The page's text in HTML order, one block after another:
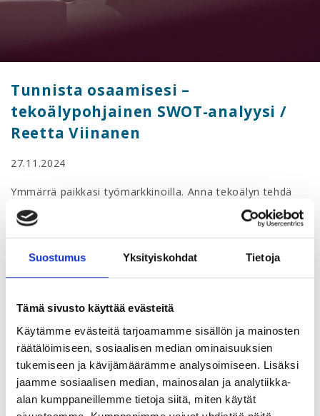
Suostumus Yksityiskohdat Tietoja
Tämä sivusto käyttää evästeitä
Käytämme evästeitä tarjoamamme sisällön ja mainosten
räätälöimiseen, sosiaalisen median ominaisuuksien
tukemiseen ja kävijämäärämme analysoimiseen. Lisäksi
jaamme sosiaalisen median, mainosalan ja analytiikka-
alan kumppaneillemme tietoja siitä, miten käytät
Tunnista osaamisesi –
tekoälypohjainen SWOT-analyysi /
Reetta Viinanen
27.11.2024
Ymmärrä paikkasi työmarkkinoilla. Anna tekoälyn tehdä
syväluotaus osaamiseesi ja tarjota ratkaisuja
kehittymiseesi.
Webinaari kuuluu Työnhaku – Salainen aseesi tekoäly
muutoksia reaaliajassa, tuntee taitosi ja toiveesi sekä
Nyt voit tehdä tämän kuvitelman todeksi tämän sarjan
kautta! Tekoälyn avulla voit ottaa ison askeleen eteenpäin
työnhaussa ja saada sen edun, jota olet kaivannut.